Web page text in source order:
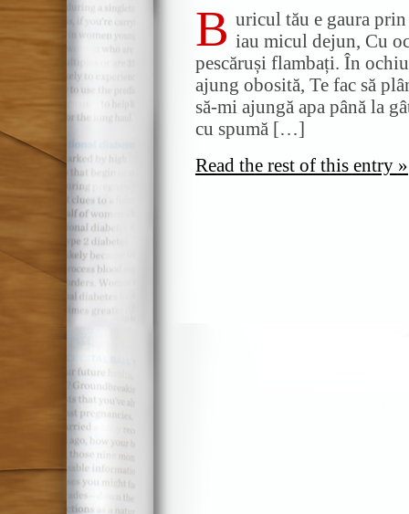
B uricul tău e gaura
iau micul dejun, Cu
pescăruși flambați. În
ajung obosită, Te fac să
să-mi ajungă apa până la
cu spumă […]
Read the rest of this entry »